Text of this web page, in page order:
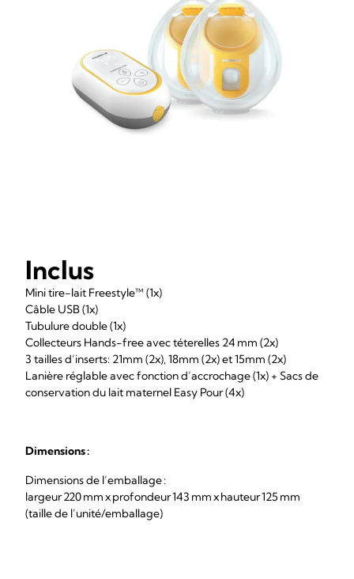
Inclus
Mini tire-lait Freestyle™ (1x)
Câble USB (1x)
Tubulure double (1x)
Collecteurs Hands-free avec téterelles 24 mm (2x)
3 tailles d’inserts: 21mm (2x), 18mm (2x) et 15mm (2x)
Lanière réglable avec fonction d’accrochage (1x) + Sacs de
conservation du lait maternel Easy Pour (4x)
Dimensions :
Dimensions de l’emballage :
largeur 220 mm x profondeur 143 mm x hauteur 125 mm
(taille de l’unité/emballage)